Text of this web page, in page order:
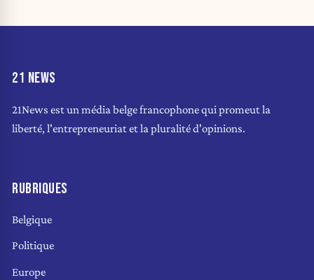
21 NEWS
21News est un média belge francophone qui promeut la
liberté, l'entrepreneuriat et la pluralité d'opinions.
RUBRIQUES
Belgique
Politique
Europe